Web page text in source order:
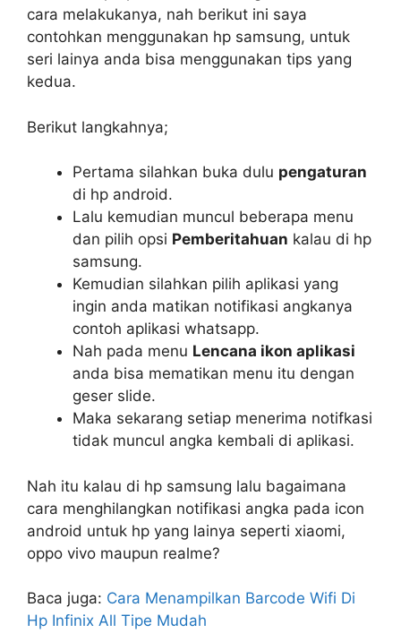
cara melakukanya, nah berikut ini saya
contohkan menggunakan hp samsung, untuk
seri lainya anda bisa menggunakan tips yang
kedua.
Berikut langkahnya;
Pertama silahkan buka dulu pengaturan
di hp android.
Lalu kemudian muncul beberapa menu
dan pilih opsi Pemberitahuan kalau di hp
samsung.
Kemudian silahkan pilih aplikasi yang
ingin anda matikan notifikasi angkanya
contoh aplikasi whatsapp.
Nah pada menu Lencana ikon aplikasi
anda bisa mematikan menu itu dengan
geser slide.
Maka sekarang setiap menerima notifkasi
tidak muncul angka kembali di aplikasi.
Nah itu kalau di hp samsung lalu bagaimana
cara menghilangkan notifikasi angka pada icon
android untuk hp yang lainya seperti xiaomi,
oppo vivo maupun realme?
Baca juga: Cara Menampilkan Barcode Wifi Di
Hp Infinix All Tipe Mudah